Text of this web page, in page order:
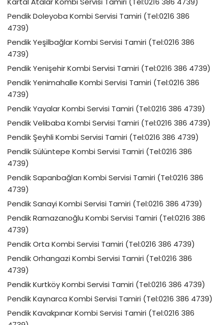
Pendik Doleyoba Kombi Servisi Tamiri (Tel:0216 386
4739)
Pendik Yeşilbağlar Kombi Servisi Tamiri (Tel:0216 386
4739)
Pendik Yenişehir Kombi Servisi Tamiri (Tel:0216 386 4739)
Pendik Yenimahalle Kombi Servisi Tamiri (Tel:0216 386
4739)
Pendik Yayalar Kombi Servisi Tamiri (Tel:0216 386 4739)
Pendik Velibaba Kombi Servisi Tamiri (Tel:0216 386 4739)
Pendik Şeyhli Kombi Servisi Tamiri (Tel:0216 386 4739)
Pendik Sülüntepe Kombi Servisi Tamiri (Tel:0216 386
4739)
Pendik Sapanbağları Kombi Servisi Tamiri (Tel:0216 386
4739)
Pendik Sanayi Kombi Servisi Tamiri (Tel:0216 386 4739)
Pendik Ramazanoğlu Kombi Servisi Tamiri (Tel:0216 386
4739)
Pendik Orta Kombi Servisi Tamiri (Tel:0216 386 4739)
Pendik Orhangazi Kombi Servisi Tamiri (Tel:0216 386
4739)
Pendik Kurtköy Kombi Servisi Tamiri (Tel:0216 386 4739)
Pendik Kaynarca Kombi Servisi Tamiri (Tel:0216 386 4739)
Pendik Kavakpınar Kombi Servisi Tamiri (Tel:0216 386